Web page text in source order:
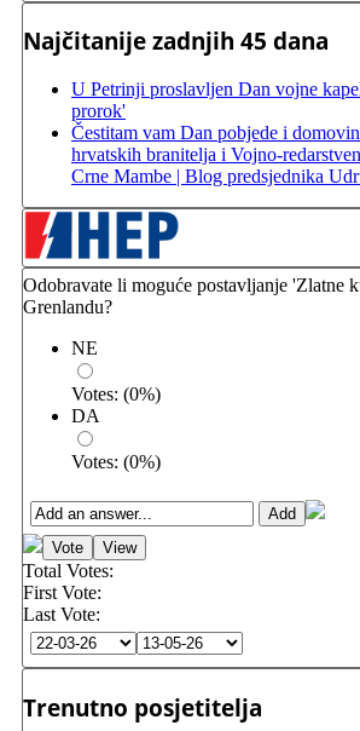
Najčitanije zadnjih 45 dana
U Petrinji proslavljen Dan vojne
prorok'
Čestitam vam Dan pobjede i
hrvatskih branitelja i Vojno-
Crne Mambe | Blog predsjednika
Odobravate li moguće postavljanje 'Zlatne
Grenlandu?
NE
Votes: (0%)
DA
Votes: (0%)
Total Votes:
First Vote:
Last Vote:
Trenutno posjetitelja